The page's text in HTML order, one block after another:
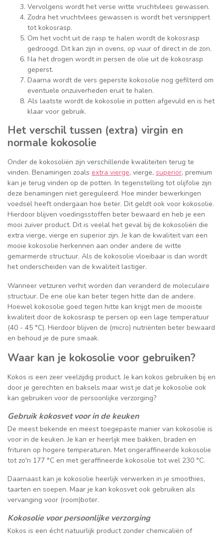
Vervolgens wordt het verse witte vruchtvlees gewassen.
Zodra het vruchtvlees gewassen is wordt het versnippert
tot kokosrasp.
Om het vocht uit de rasp te halen wordt de kokosrasp
gedroogd. Dit kan zijn in ovens, op vuur of direct in de zon.
Na het drogen wordt in persen de olie uit de kokosrasp
geperst.
Daarna wordt de vers geperste kokosolie nog gefilterd om
eventuele onzuiverheden eruit te halen.
Als laatste wordt de kokosolie in potten afgevuld en is het
klaar voor gebruik.
Het verschil tussen (extra) virgin en
normale kokosolie
Onder de kokosoliën zijn verschillende kwaliteiten terug te
vinden. Benamingen zoals extra vierge, vierge, superior, premium
kan je terug vinden op de potten. In tegenstelling tot olijfolie zijn
deze benamingen niet gereguleerd. Hoe minder bewerkingen
voedsel heeft ondergaan hoe beter. Dit geldt ook voor kokosolie.
Hierdoor blijven voedingsstoffen beter bewaard en heb je een
mooi zuiver product. Dit is veelal het geval bij de kokosoliën die
extra vierge, vierge en superior zijn. Je kan de kwaliteit van een
mooie kokosolie herkennen aan onder andere de witte
gemarmerde structuur. Als de kokosolie vloeibaar is dan wordt
het onderscheiden van de kwaliteit lastiger.
Wanneer vetzuren verhit worden dan veranderd de moleculaire
structuur. De ene olie kan beter tegen hitte dan de andere.
Hoewel kokosolie goed tegen hitte kan krijgt men de mooiste
kwaliteit door de kokosrasp te persen op een lage temperatuur
(40 - 45 °C). Hierdoor blijven de (micro) nutriënten beter bewaard
en behoud je de pure smaak.
Waar kan je kokosolie voor gebruiken?
Kokos is een zeer veelzijdig product. Je kan kokos gebruiken bij en
door je gerechten en baksels maar wist je dat je kokosolie ook
kan gebruiken voor de persoonlijke verzorging?
Gebruik kokosvet voor in de keuken
De meest bekende en meest toegepaste manier van kokosolie is
voor in de keuken. Je kan er heerlijk mee bakken, braden en
frituren op hogere temperaturen. Met ongeraffineerde kokosolie
tot zo'n 177 °C en met geraffineerde kokosolie tot wel 230 °C.
Daarnaast kan je kokosolie heerlijk verwerken in je smoothies,
taarten en soepen. Maar je kan kokosvet ook gebruiken als
vervanging voor (room)boter.
Kokosolie voor persoonlijke verzorging
Kokos is een écht natuurlijk product zonder chemicaliën of